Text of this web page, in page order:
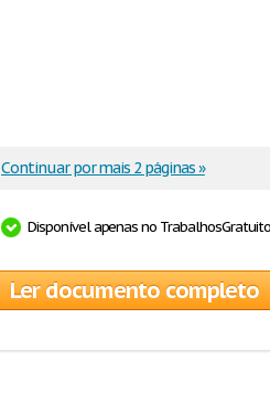
Continuar por mais 2 páginas »
Disponível apenas no
Ler documento completo